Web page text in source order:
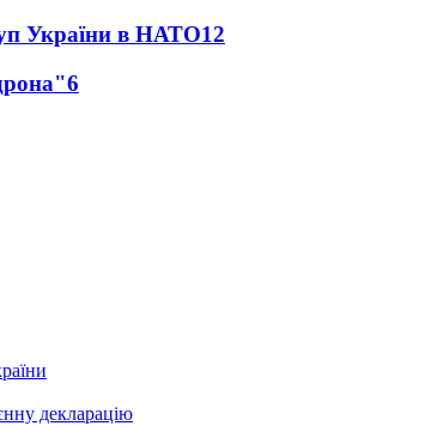
України в НАТО12
6
декларацію